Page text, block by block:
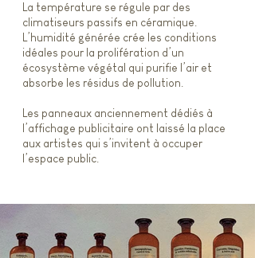
La température se régule par des
climatiseurs passifs en céramique.
L’humidité générée crée les conditions
idéales pour la prolifération d’un
écosystème végétal qui purifie l’air et
absorbe les résidus de pollution.
Les panneaux anciennement dédiés à
l’affichage publicitaire ont laissé la place
aux artistes qui s’invitent à occuper
l’espace public.